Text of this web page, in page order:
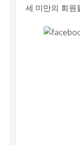
세 미만의 회원